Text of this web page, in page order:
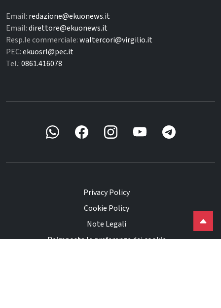
Email: redazione@ekuonews.it
Email:direttore@ekuonews.it
Resp.le commerciale:waltercori@virgilio.it
PEC:ekuosrl@pec.it
Tel.:0861.416078
Privacy Policy
Cookie Policy
Note Legali
Reimposta le preferenze dei cookie